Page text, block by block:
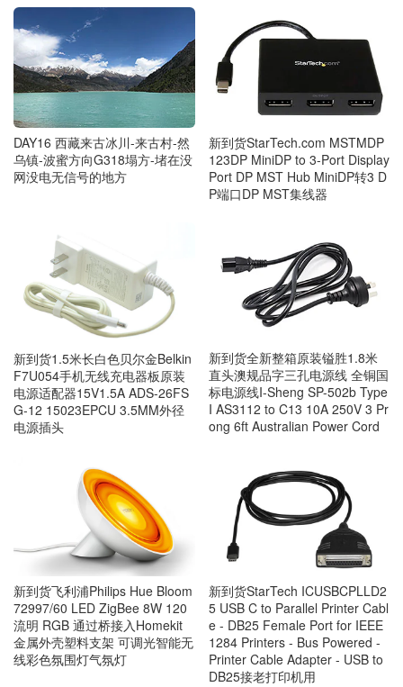
DAY16 西藏来古冰川-来古村-然
乌镇-波蜜方向G318塌方-堵在没
网没电无信号的地方
新到货StarTech.com MSTMDP
123DP MiniDP to 3-Port Display
Port DP MST Hub MiniDP转3 D
P端口DP MST集线器
新到货1.5米长白色贝尔金Belkin
F7U054手机无线充电器板原装
电源适配器15V1.5A ADS-26FS
G-12 15023EPCU 3.5MM外径
电源插头
新到货全新整箱原装镒胜1.8米
直头澳规品字三孔电源线 全铜国
标电源线I-Sheng SP-502b Type
I AS3112 to C13 10A 250V 3 Pr
ong 6ft Australian Power Cord
新到货飞利浦Philips Hue Bloom
72997/60 LED ZigBee 8W 120
流明 RGB 通过桥接入Homekit
金属外壳塑料支架 可调光智能无
线彩色氛围灯气氛灯
新到货StarTech ICUSBCPLLD2
5 USB C to Parallel Printer Cabl
e - DB25 Female Port for IEEE
1284 Printers - Bus Powered -
Printer Cable Adapter - USB to
DB25接老打印机用